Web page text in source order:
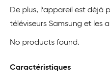
De plus, l’appareil est déjà
téléviseurs Samsung et les
No products found.
Caractéristiques